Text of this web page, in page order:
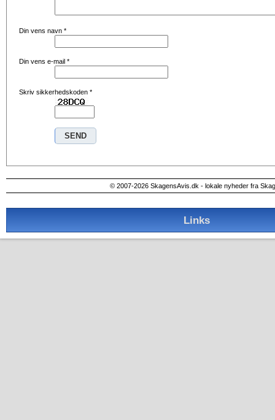
Din vens navn *
Din vens e-mail *
Skriv sikkerhedskoden *
© 2007-2026 SkagensAvis.dk - lokale nyheder fra
Links